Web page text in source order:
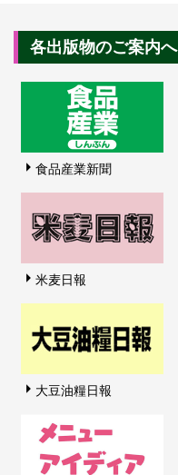
各出版物のご案内へ
食品産業新聞
米麦日報
大豆油糧日報